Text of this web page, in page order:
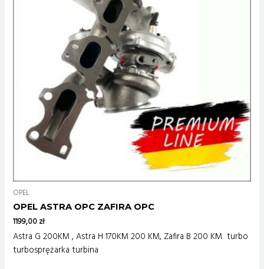
OPEL
OPEL ASTRA OPC ZAFIRA OPC
1199,00zł
Astra G 200KM , Astra H 170KM 200 KM, Zafira B 200 KM turbo
turbosprężarka turbina